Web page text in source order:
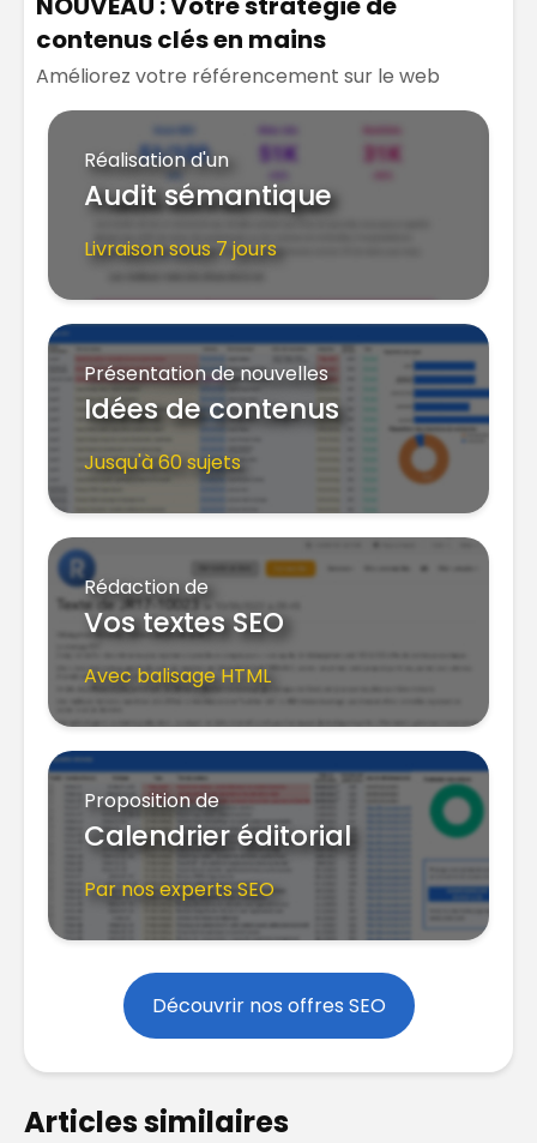
contenus clés en mains
Améliorez votre référencement sur le web
Réalisation d'un
Audit sémantique
Livraison sous 7 jours
Présentation de nouvelles
Idées de contenus
Jusqu'à 60 sujets
Rédaction de
Vos textes SEO
Avec balisage HTML
Proposition de
Calendrier éditorial
Par nos experts SEO
Découvrir nos offres SEO
Articles similaires